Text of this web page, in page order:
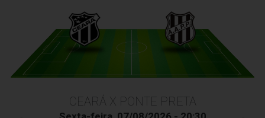
CEARÁ X PONTE PRETA